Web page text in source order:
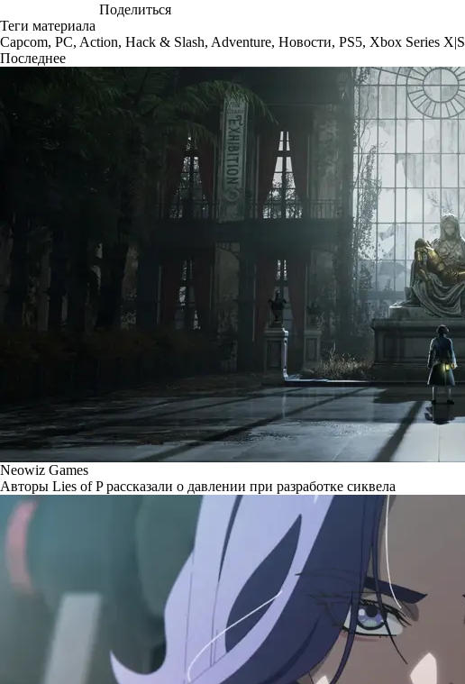
Поделиться
Теги материала
Capcom, PC, Action, Hack & Slash, Adventure, Новости, PS5, Xbox Series X|S
Последнее
Neowiz Games
Авторы Lies of P рассказали о давлении при разработке сиквела